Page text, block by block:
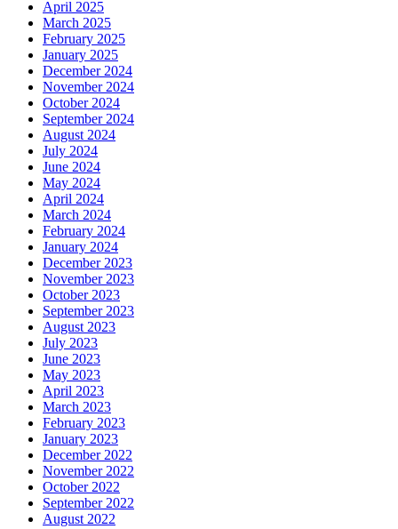
April 2025
March 2025
February 2025
January 2025
December 2024
November 2024
October 2024
September 2024
August 2024
July 2024
June 2024
May 2024
April 2024
March 2024
February 2024
January 2024
December 2023
November 2023
October 2023
September 2023
August 2023
July 2023
June 2023
May 2023
April 2023
March 2023
February 2023
January 2023
December 2022
November 2022
October 2022
September 2022
August 2022